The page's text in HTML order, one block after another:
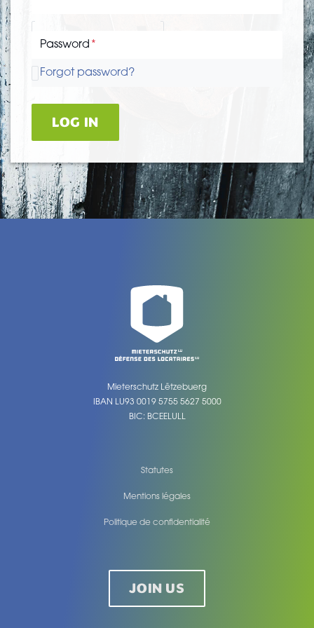
Password
Forgot password?
LOG IN
Mieterschutz Lëtzebuerg
IBAN LU93 0019 5755 5627 5000
BIC: BCEELULL
Statutes
Mentions légales
Politique de confidentialité
JOIN US